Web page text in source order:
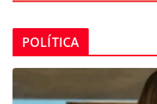
POLÍTICA